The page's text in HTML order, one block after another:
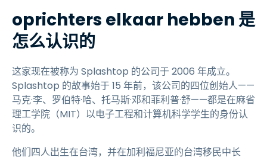
oprichters elkaar hebben 是
怎么认识的
这家现在被称为 Splashtop 的公司于 2006 年成立。
Splashtop 的故事始于 15 年前，该公司的四位创始人——
马克·李、罗伯特·哈、托马斯·邓和菲利普·舒——都是在麻省
理工学院（MIT）以电子工程和计算机科学学生的身份认
识的。
他们四人出生在台湾，并在加利福尼亚的台湾移民中长